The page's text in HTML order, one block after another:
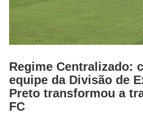
Regime Centralizado:
equipe da Divisão de
Preto transformou a
FC